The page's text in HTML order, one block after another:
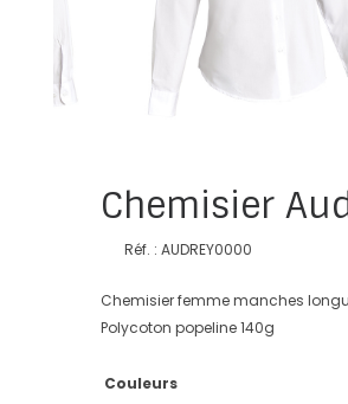
Chemisier
Réf. : AUDREY0000
Chemisier femme manches
Polycoton popeline 140g
Couleurs